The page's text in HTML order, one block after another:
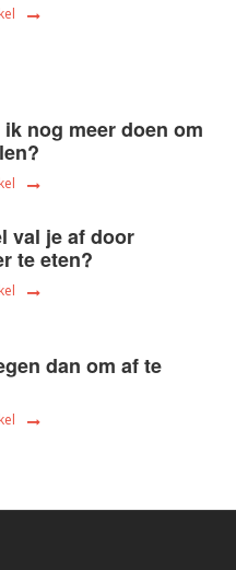
ik nog meer doen om
val je af door
te eten?
dan om af te